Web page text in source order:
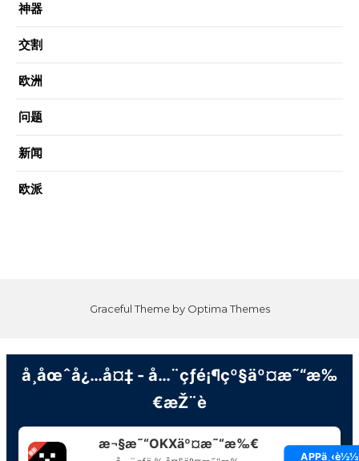
神器
交割
欧洲
问题
新闻
欧派
Graceful Theme by Optima Themes